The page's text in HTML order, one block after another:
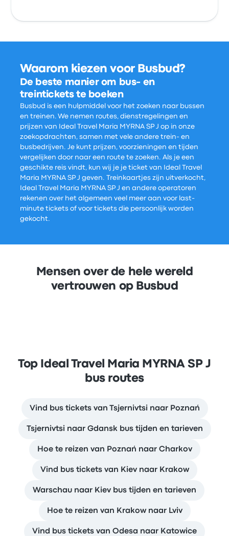
Waarom kiezen voor Busbud?
De beste manier om bus- en
treintickets te boeken
Busbud is een hulpmiddel voor het zoeken naar bussen
en treinen. We nemen routes, dienstregelingen en
prijzen van Ideal Travel Maria MYRNA SP J op in onze
zoekopdrachten, samen met vele andere trein- en
busbedrijven. Je kunt prijzen, voorzieningen en tijden
vergelijken door naar een route te zoeken. Als je een
geschikte reis vindt, kun wij je je ticket van Ideal Travel
Maria MYRNA SP J geven. Treinkaartjes zijn uitverkocht,
Ideal Travel Maria MYRNA SP J en andere operatoren
rekenen over het algemeen veel meer aan voor last-
minute tickets of voor tickets die persoonlijk worden
gekocht.
Mensen over de hele wereld
vertrouwen op Busbud
Top Ideal Travel Maria MYRNA SP J
bus routes
Vind bus tickets van Tsjernivtsi naar Poznań
Tsjernivtsi naar Gdansk bus tijden en tarieven
Hoe te reizen van Poznań naar Charkov
Vind bus tickets van Kiev naar Krakow
Warschau naar Kiev bus tijden en tarieven
Hoe te reizen van Krakow naar Lviv
Vind bus tickets van Odesa naar Katowice